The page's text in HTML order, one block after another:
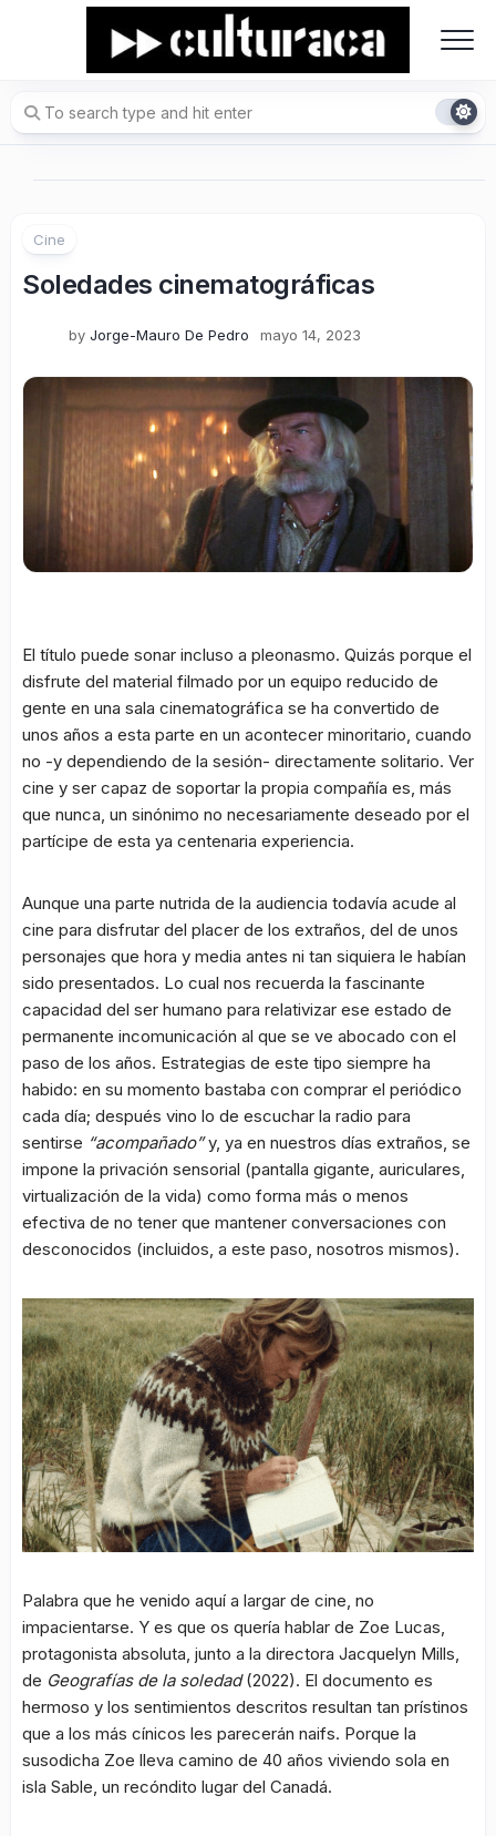
Cine
Soledades cinematográficas
by Jorge-Mauro De Pedro mayo 14, 2023
El título puede sonar incluso a pleonasmo. Quizás porque el
disfrute del material filmado por un equipo reducido de
gente en una sala cinematográfica se ha convertido de
unos años a esta parte en un acontecer minoritario, cuando
no -y dependiendo de la sesión- directamente solitario. Ver
cine y ser capaz de soportar la propia compañía es, más
que nunca, un sinónimo no necesariamente deseado por el
partícipe de esta ya centenaria experiencia.
Aunque una parte nutrida de la audiencia todavía acude al
cine para disfrutar del placer de los extraños, del de unos
personajes que hora y media antes ni tan siquiera le habían
sido presentados. Lo cual nos recuerda la fascinante
capacidad del ser humano para relativizar ese estado de
permanente incomunicación al que se ve abocado con el
paso de los años. Estrategias de este tipo siempre ha
habido: en su momento bastaba con comprar el periódico
cada día; después vino lo de escuchar la radio para
sentirse “acompañado”y, ya en nuestros días extraños, se
impone la privación sensorial (pantalla gigante, auriculares,
virtualización de la vida) como forma más o menos
efectiva de no tener que mantener conversaciones con
desconocidos (incluidos, a este paso, nosotros mismos).
Palabra que he venido aquí a largar de cine, no
impacientarse. Y es que os quería hablar de Zoe Lucas,
protagonista absoluta, junto a la directora Jacquelyn Mills,
de Geografías de la soledad(2022). El documento es
hermoso y los sentimientos descritos resultan tan prístinos
que a los más cínicos les parecerán naifs. Porque la
susodicha Zoe lleva camino de 40 años viviendo sola en
isla Sable, un recóndito lugar del Canadá.